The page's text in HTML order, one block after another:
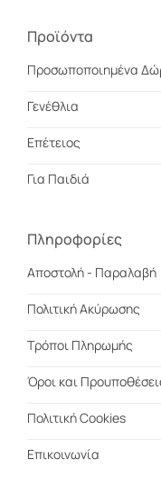
Προϊόντα
Προσωποποιημένα
Γενέθλια
Επέτειος
Για Παιδιά
Πληροφορίες
Αποστολή - Παραλαβή
Πολιτική Ακύρωσης
Τρόποι Πληρωμής
Όροι και
Πολιτική Cookies
Επικοινωνία